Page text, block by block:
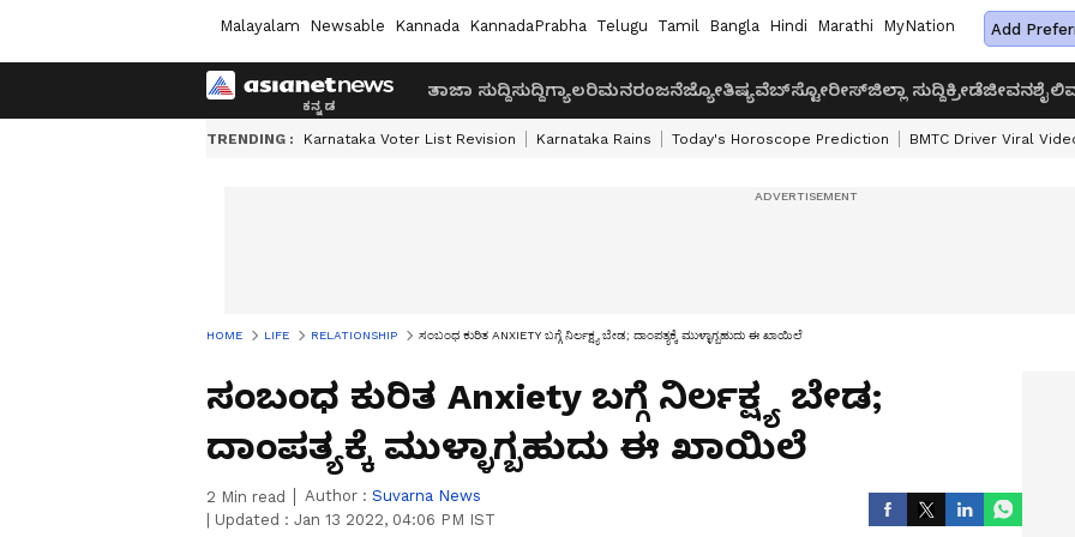
Malayalam Newsable Kannada KannadaPrabha Telugu Tamil Bangla Hindi Marathi MyNation Add
ತಾಜಾ ಸುದ್ದಿಸುದ್ದಿಗ್ಯಾಲರಿಮನರಂಜನೆಜ್ಯೋತಿಷ್ಯವೆಬ್‌ಸ್ಟೋರೀಸ್ಜಿಲ್ಲಾ ಸುದ್ದಿಕ್ರೀಡೆಜೀವನಶೈಲಿ
TRENDING : Karnataka Voter List Revision Karnataka Rains Today's Horoscope Prediction BMTC Driver Viral
HOME LIFE RELATIONSHIP ಸಂಬಂಧ ಕುರಿತ ANXIETY ಬಗ್ಗೆ ನಿರ್ಲಕ್ಷ್ಯ ಬೇಡ; ದಾಂಪತ್ಯಕ್ಕೆ ಮುಳ್ಳಾಗ್ಬಹುದು ಈ ಖಾಯಿಲೆ
ಸಂಬಂಧ ಕುರಿತ Anxiety ಬಗ್ಗೆ ನಿರ್ಲಕ್ಷ್ಯ ಬೇಡ;
ದಾಂಪತ್ಯಕ್ಕೆ ಮುಳ್ಳಾಗ್ಬಹುದು ಈ ಖಾಯಿಲೆ
2 Min read Author : Suvarna News
Updated : Jan 13 2022, 04:06 PM IST